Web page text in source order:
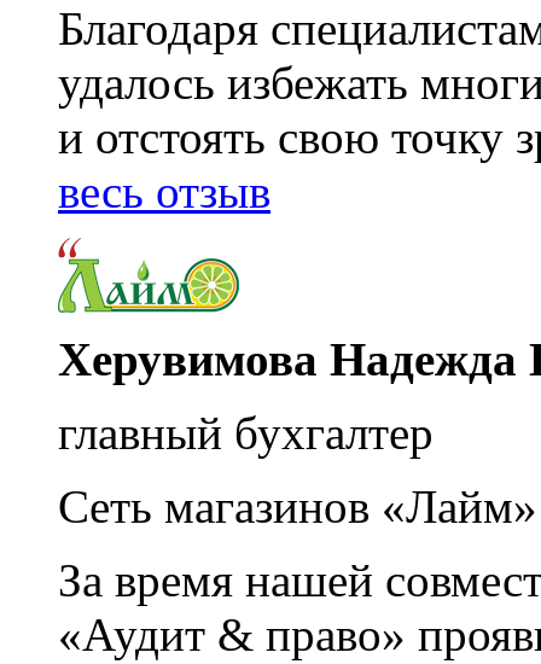
Благодаря
удалось избежать
и отстоять свою
весь отзыв
Херувимова Надежда
главный бухгалтер
Сеть магазинов «Лайм»
За время нашей
«Аудит & право»